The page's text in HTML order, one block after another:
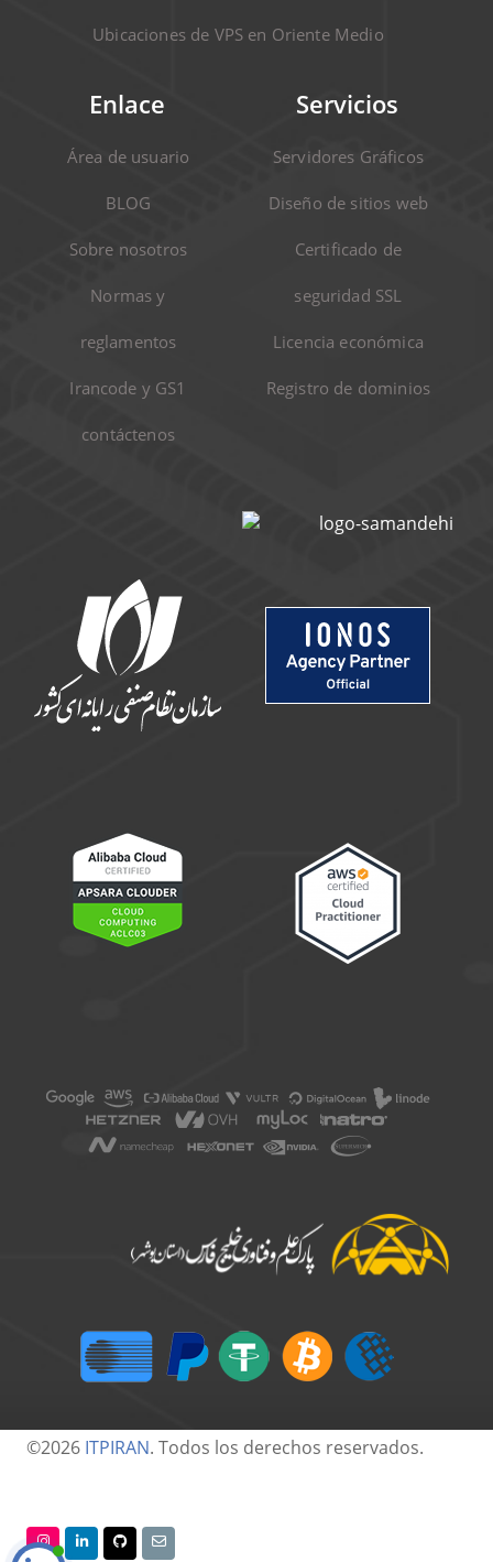
Ubicaciones de VPS en Oriente Medio
Enlace
Área de usuario
BLOG
Sobre nosotros
Normas y
reglamentos
Irancode y GS1
contáctenos
Servicios
Servidores Gráficos
Diseño de sitios web
Certificado de
seguridad SSL
Licencia económica
Registro de dominios
©2026 ITPIRAN. Todos los derechos reservados.